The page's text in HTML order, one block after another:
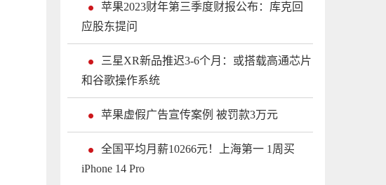
苹果2023财年第三季度财报公布：库克回
应股东提问
三星XR新品推迟3-6个月：或搭载高通芯片
和谷歌操作系统
苹果虚假广告宣传案例 被罚款3万元
全国平均月薪10266元！上海第一 1周买
iPhone 14 Pro